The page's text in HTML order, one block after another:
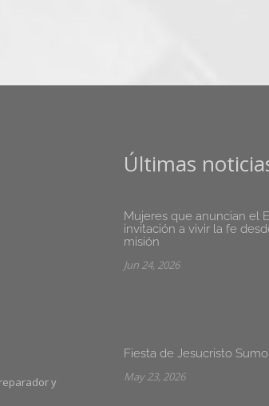
y
Últimas
Mujeres que anuncian el
invitación a vivir la fe
misión
Jun 24, 2026
Fiesta de Jesucristo
May 23, 2026